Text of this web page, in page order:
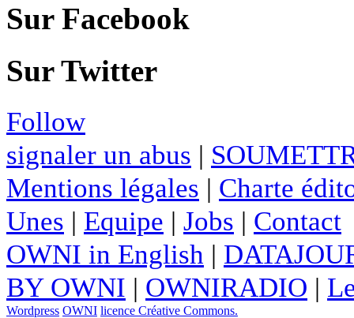
Sur Facebook
Sur Twitter
Follow
signaler un abus |
Mentions légales | Charte
Unes | Equipe | Jobs | Contact
OWNI in English |
BY OWNI | OWNIRADIO |
Wordpress OWNI licence Créative Commons.